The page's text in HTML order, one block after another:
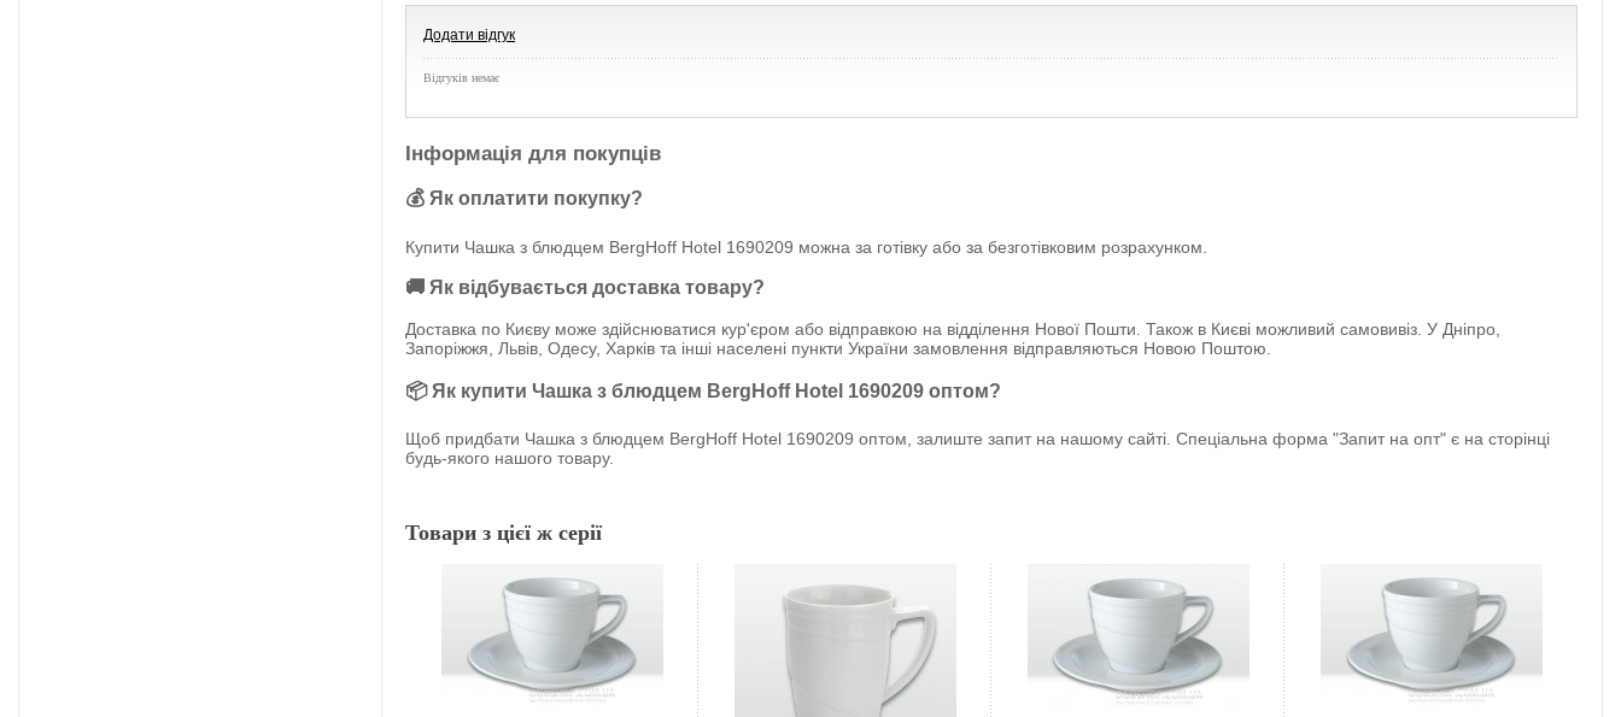
Додати відгук
Відгуків немає
Інформація для покупців
💰 Як оплатити покупку?
Купити Чашка з блюдцем BergHoff Hotel 1690209 можна за готівку або за безготівковим розрахунком.
🚚 Як відбувається доставка товару?
Доставка по Києву може здійснюватися кур'єром або відправкою на відділення Нової Пошти. Також в Києві можливий самовивіз. У Дніпро,
Запоріжжя, Львів, Одесу, Харків та інші населені пункти України замовлення відправляються Новою Поштою.
📦 Як купити Чашка з блюдцем BergHoff Hotel 1690209 оптом?
Щоб придбати Чашка з блюдцем BergHoff Hotel 1690209 оптом, залиште запит на нашому сайті. Спеціальна форма "Запит на опт" є на сторінці
будь-якого нашого товару.
Товари з цієї ж серії